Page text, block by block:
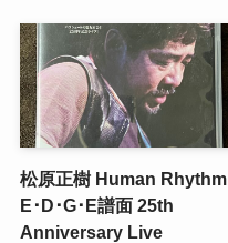
松原正樹 Human Rhythm
E･D･G･E譜面 25th
Anniversary Live